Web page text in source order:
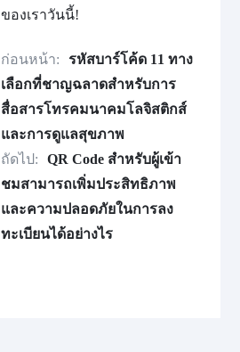
ของเราวันนี้!
ก่อนหน้า:
รหัสบาร์โค้ด 11 ทาง
เลือกที่ชาญฉลาดสำหรับการ
สื่อสารโทรคมนาคมโลจิสติกส์
และการดูแลสุขภาพ
ถัดไป:
QR Code สำหรับผู้เข้า
ชมสามารถเพิ่มประสิทธิภาพ
และความปลอดภัยในการลง
ทะเบียนได้อย่างไร